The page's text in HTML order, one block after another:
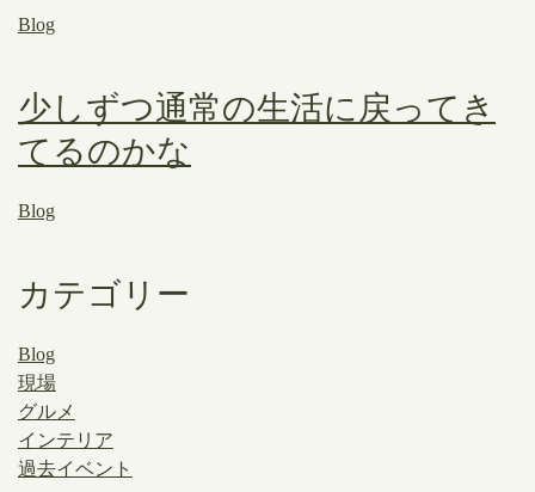
Blog
少しずつ通常の生活に戻ってき
てるのかな
Blog
カテゴリー
Blog
現場
グルメ
インテリア
過去イベント